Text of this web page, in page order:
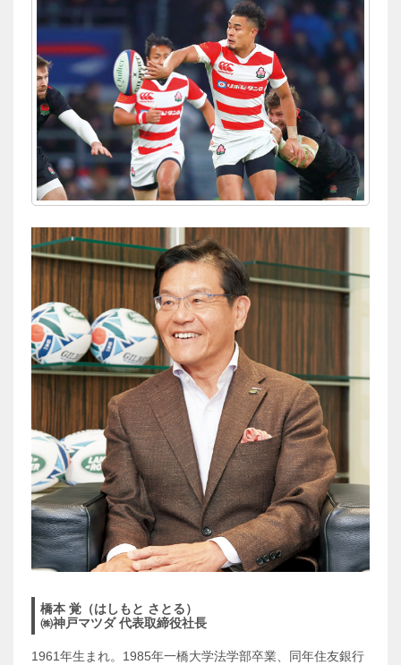
橋本 覚（はしもと さとる）
㈱神戸マツダ 代表取締役社長
1961年生まれ。1985年一橋大学法学部卒業、同年住友銀行